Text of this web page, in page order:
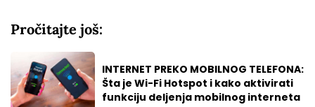
Pročitajte još:
INTERNET PREKO MOBILNOG TELEFONA:
Šta je Wi-Fi Hotspot i kako aktivirati
funkciju deljenja mobilnog interneta